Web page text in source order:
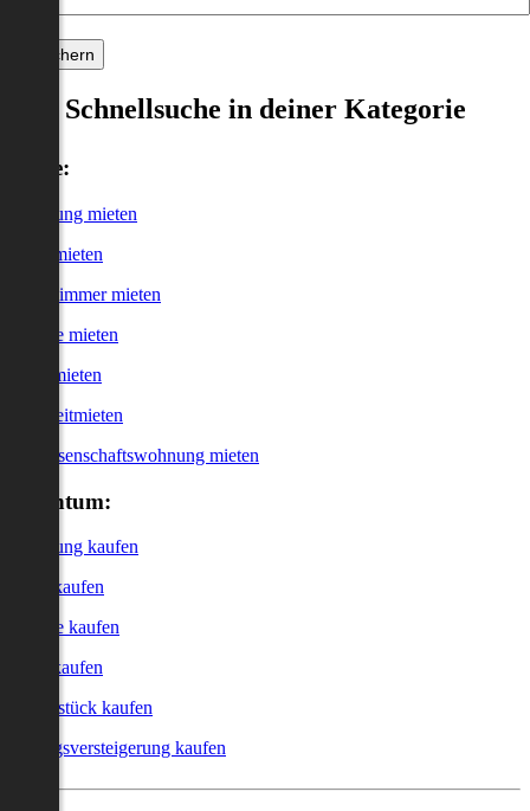
Speichern
Schnellsuche in deiner Kategorie
Miete:
Wohnung mieten
Haus mieten
WG-Zimmer mieten
Garage mieten
Büro mieten
Kurzzeitmieten
Genossenschaftswohnung mieten
Eigentum:
Wohnung kaufen
Haus kaufen
Garage kaufen
Büro kaufen
Grundstück kaufen
Zwangsversteigerung kaufen